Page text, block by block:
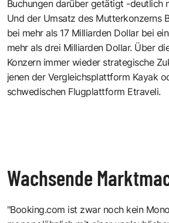
Buchungen darüber getätigt -deutlich
Und der Umsatz des Mutterkonzerns
bei mehr als 17 Milliarden Dollar bei
mehr als drei Milliarden Dollar. Über
Konzern immer wieder strategische
jenen der Vergleichsplattform Kayak
schwedischen Flugplattform Etraveli.
Wachsende
"Booking.com ist zwar noch kein